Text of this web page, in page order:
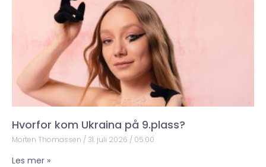
Hvorfor kom Ukraina på 9.plass?
Morten Thomassen 31. juli 2026 05:00
Les mer »